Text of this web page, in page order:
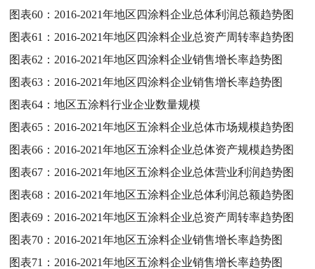
图表60： 2016-2021年地区四涂料企业总体利润总额趋势图
图表61： 2016-2021年地区四涂料企业总资产周转率趋势图
图表62： 2016-2021年地区四涂料企业销售增长率趋势图
图表63： 2016-2021年地区四涂料企业销售增长率趋势图
图表64：地区五涂料行业企业数量规模
图表65： 2016-2021年地区五涂料企业总体市场规模趋势图
图表66： 2016-2021年地区五涂料企业总体资产规模趋势图
图表67： 2016-2021年地区五涂料企业总体营业利润趋势图
图表68： 2016-2021年地区五涂料企业总体利润总额趋势图
图表69： 2016-2021年地区五涂料企业总资产周转率趋势图
图表70： 2016-2021年地区五涂料企业销售增长率趋势图
图表71： 2016-2021年地区五涂料企业销售增长率趋势图